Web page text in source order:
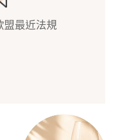
盟最近法規